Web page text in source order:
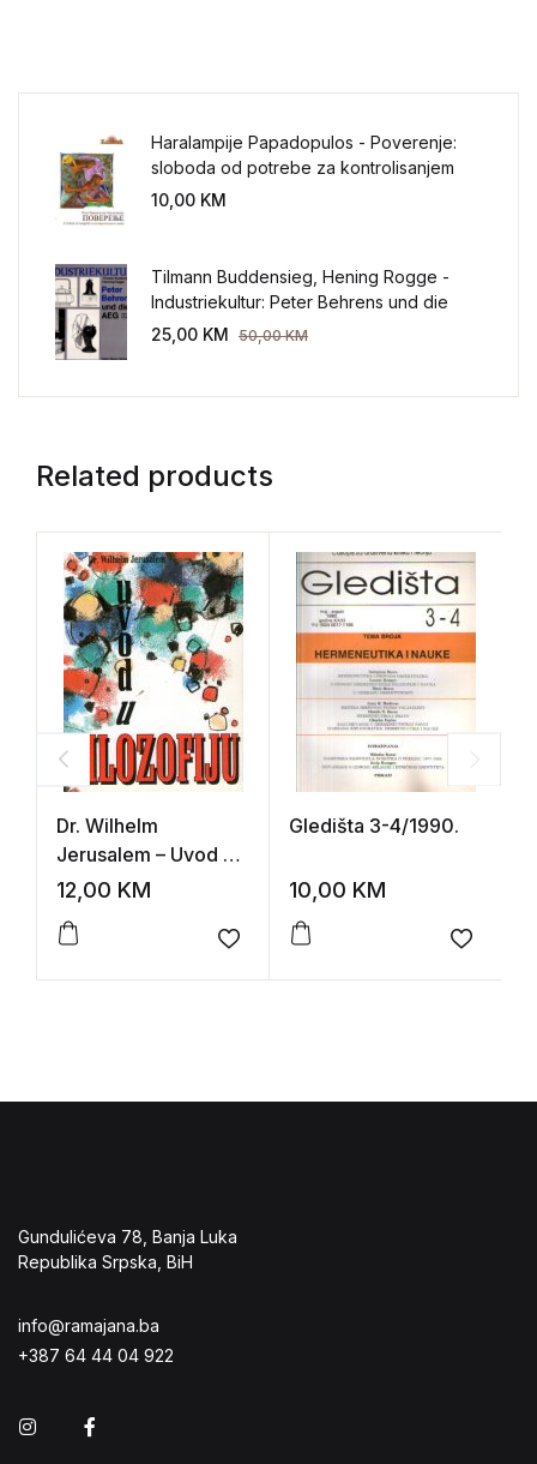
Haralampije Papadopulos - Poverenje:
sloboda od potrebe za kontrolisanjem
sveta
10,00 KM
Tilmann Buddensieg, Hening Rogge -
Industriekultur: Peter Behrens und die
AEG 1907-1914.
25,00 KM 50,00KM
Related products
Dr. Wilhelm
Jerusalem – Uvod u
filozofiju
12,00 KM
Add to wishlist
Gledišta 3-4/1990.
10,00 KM
Add to
Gundulićeva 78, Banja Luka
Republika Srpska, BiH
info@ramajana.ba
+387 64 44 04 922
Instagram